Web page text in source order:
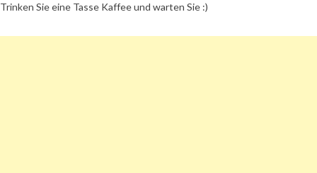
Trinken Sie eine Tasse Kaffee und warten Sie :)